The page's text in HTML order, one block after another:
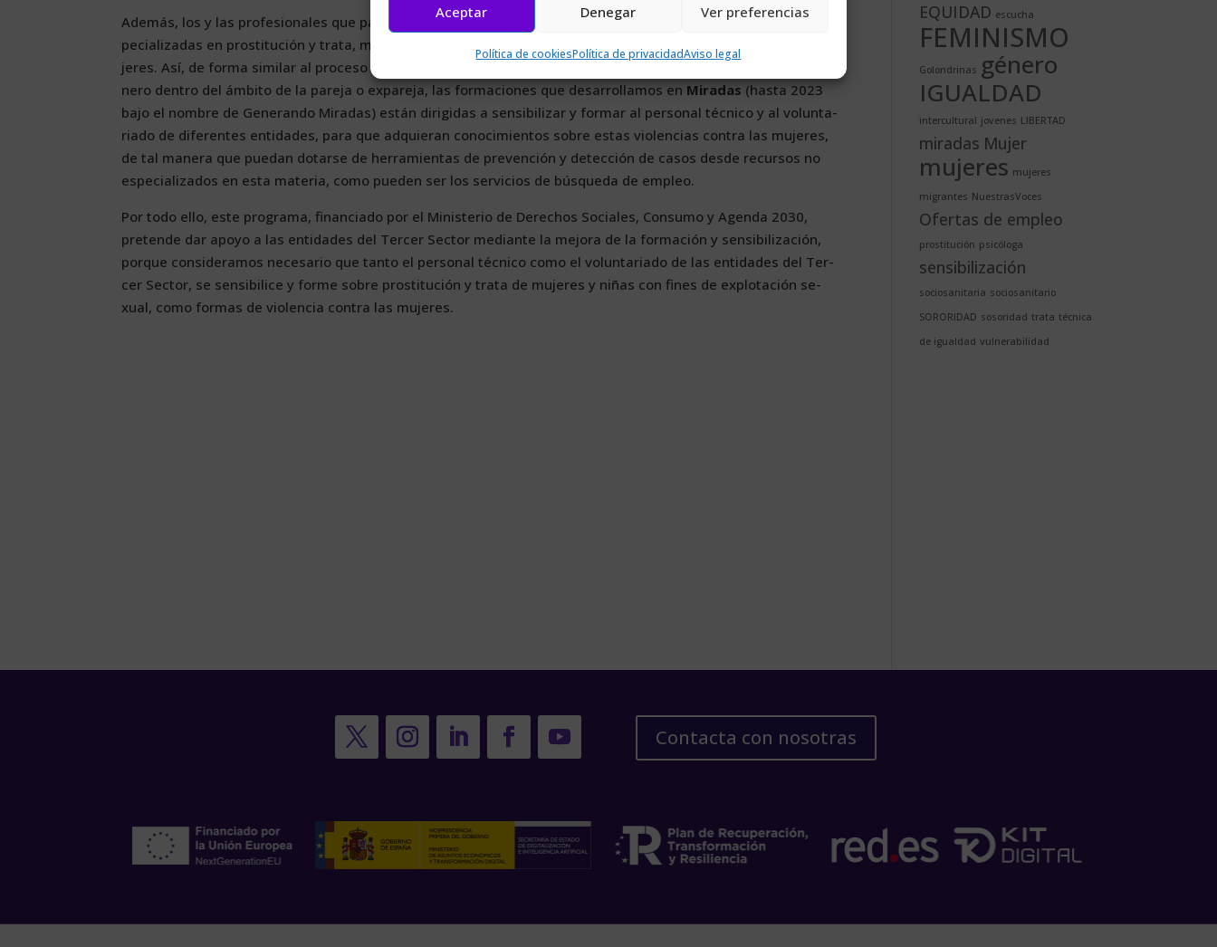
Aceptar Denegar Ver preferencias
Política de cookiesPolítica de privacidadAviso legal
Ade­más, los y las pro­fe­sio­na­les que par­ti­ci­pa­ron en el es­tu­dio y que tra­ba­jan en en­ti­da­des que no es­tán es­
pe­cia­li­za­das en pros­ti­tu­ción y tra­ta, mos­tra­ron ne­ce­si­da­des for­ma­ti­vas so­bre es­tas vio­len­cias con­tra las mu­
je­res. Así, de for­ma si­mi­lar al pro­ce­so de sen­si­bi­li­za­ción in­ter­dis­ci­pli­nar que se abrió so­bre la vio­len­cia de gé­
ne­ro den­tro del ám­bi­to de la pa­re­ja o ex­pa­re­ja, las for­ma­cio­nes que desa­rro­lla­mos en Mi­ra­das (has­ta 2023
ba­jo el nom­bre de Ge­ne­ran­do Mi­ra­das) es­tán di­ri­gi­das a sen­si­bi­li­zar y for­mar al per­so­nal téc­ni­co y al vo­lun­ta­
ria­do de di­fe­ren­tes en­ti­da­des, pa­ra que ad­quie­ran co­no­ci­mien­tos so­bre es­tas vio­len­cias con­tra las mu­je­res,
de tal ma­ne­ra que pue­dan do­tar­se de he­rra­mien­tas de pre­ven­ción y de­tec­ción de ca­sos des­de re­cur­sos no
es­pe­cia­li­za­dos en es­ta ma­te­ria, co­mo pue­den ser los ser­vi­cios de bús­que­da de em­pleo.
Por to­do ello, es­te pro­gra­ma, fi­nan­cia­do por el Mi­nis­te­rio de De­re­chos So­cia­les, Con­su­mo y Agen­da 2030,
pre­ten­de dar apo­yo a las en­ti­da­des del Ter­cer Sec­tor me­dian­te la me­jo­ra de la for­ma­ción y sen­si­bi­li­za­ción,
por­que con­si­de­ra­mos ne­ce­sa­rio que tan­to el per­so­nal téc­ni­co co­mo el vo­lun­ta­ria­do de las en­ti­da­des del Ter­
cer Sec­tor, se sen­si­bi­li­ce y for­me so­bre pros­ti­tu­ción y tra­ta de mu­je­res y ni­ñas con fi­nes de ex­plo­ta­ción se­
xual, co­mo for­mas de vio­len­cia con­tra las mu­je­res.
EQUIDAD escucha
FEMINISMO
Golondrinas género
IGUALDAD
intercultural jovenes LIBERTAD
miradas Mujer
mujeres mujeres
migrantes NuestrasVoces
Ofertas de empleo
prostitución psicóloga
sensibilización
sociosanitaria sociosanitario
SORORIDAD sosoridad trata técnica
de igualdad vulnerabilidad
Contacta con nosotras